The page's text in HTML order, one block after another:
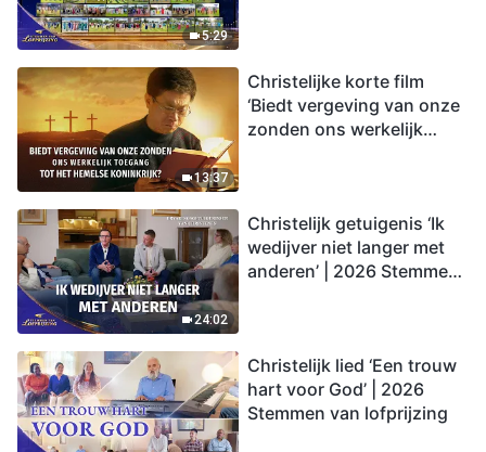
5:29
13:37
Christelijke korte film
‘Biedt vergeving van onze
zonden ons werkelijk
24:02
Christelijk getuigenis ‘Ik
wedijver niet langer met
anderen’ | 2026 Stemmen
Christelijk lied ‘Een trouw
hart voor God’ | 2026
Stemmen van lofprijzing